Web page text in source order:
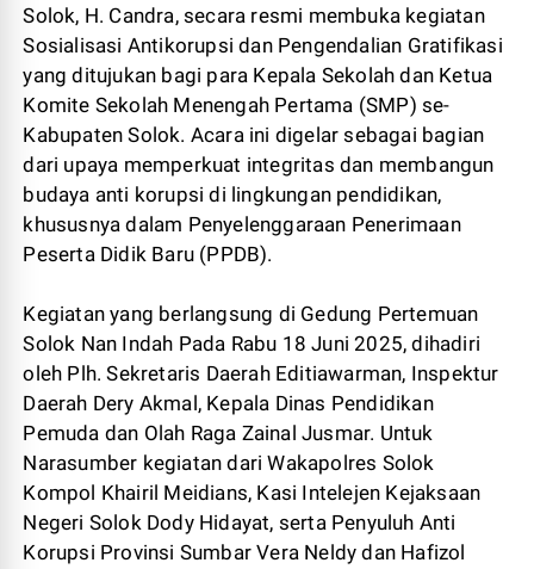
Solok, H. Candra, secara resmi membuka kegiatan
Sosialisasi Antikorupsi dan Pengendalian Gratifikasi
yang ditujukan bagi para Kepala Sekolah dan Ketua
Komite Sekolah Menengah Pertama (SMP) se-
Kabupaten Solok. Acara ini digelar sebagai bagian
dari upaya memperkuat integritas dan membangun
budaya anti korupsi di lingkungan pendidikan,
khususnya dalam Penyelenggaraan Penerimaan
Peserta Didik Baru (PPDB).
Kegiatan yang berlangsung di Gedung Pertemuan
Solok Nan Indah Pada Rabu 18 Juni 2025, dihadiri
oleh Plh. Sekretaris Daerah Editiawarman, Inspektur
Daerah Dery Akmal, Kepala Dinas Pendidikan
Pemuda dan Olah Raga Zainal Jusmar. Untuk
Narasumber kegiatan dari Wakapolres Solok
Kompol Khairil Meidians, Kasi Intelejen Kejaksaan
Negeri Solok Dody Hidayat, serta Penyuluh Anti
Korupsi Provinsi Sumbar Vera Neldy dan Hafizol